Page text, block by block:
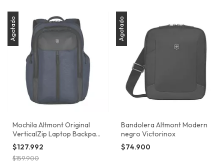
Agotado
Mochila Altmont Original
VerticalZip Laptop Backpack
color azul Victorinox
$127.992
$159.900
Agotado
Bandolera Altmont Modern
negro Victorinox
$74.900